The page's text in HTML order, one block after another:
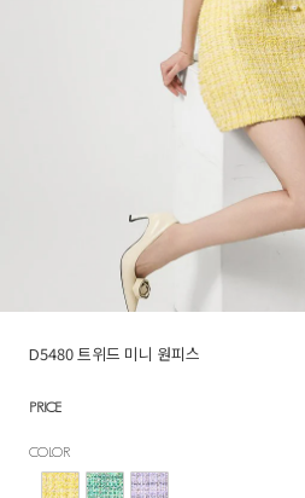
D5480 트위드 미니 원피스
PRICE
COLOR